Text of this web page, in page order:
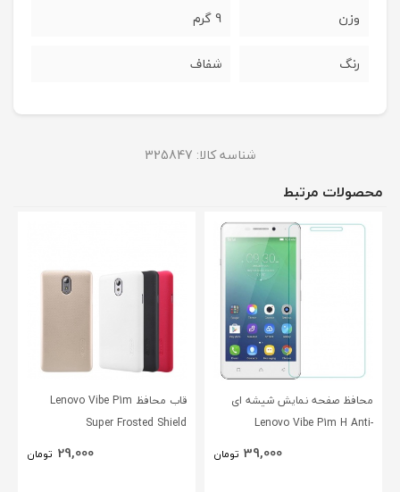
وزن 9 گرم
رنگ شفاف
شناسه کالا: 325847
محصولات مرتبط
محافظ صفحه نمایش شیشه ای
Lenovo Vibe P1m H Anti-
39,000 تومان
قاب محافظ Lenovo Vibe P1m
Super Frosted Shield
29,000 تومان